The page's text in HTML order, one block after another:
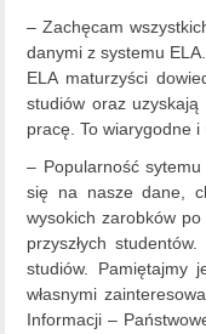
– Zachęcam
danymi z systemu
ELA maturzyści
studiów oraz
pracę. To wiarygodne
– Popularność
się na nasze dane,
wysokich zarobków
przyszłych
studiów. Pamiętajmy
własnymi
Informacji –